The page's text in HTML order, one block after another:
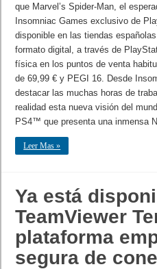
que Marvel’s Spider-Man, el
Insomniac Games exclusivo de
disponible en las tiendas
formato digital, a través de
física en los puntos de venta
de 69,99 € y PEGI 16. Desde
destacar las muchas horas de
realidad esta nueva visión del
PS4™ que presenta una inmensa
Leer Mas »
Ya está
TeamViewer
plataforma
segura de